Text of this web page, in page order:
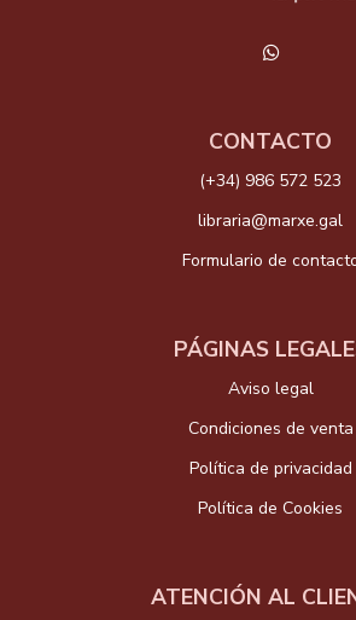
CONTACTO
(+34) 986 572 523
libraria@marxe.gal
Formulario de
PÁGINAS
Aviso legal
Condiciones de venta
Política de privacidad
Política de Cookies
ATENCIÓN AL